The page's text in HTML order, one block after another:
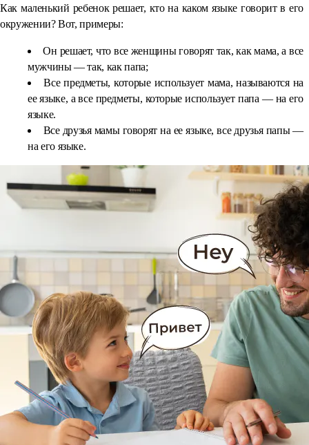
Как маленький ребенок решает, кто на каком языке говорит в его
окружении? Вот, примеры:
Он решает, что все женщины говорят так, как мама, а все
мужчины — так, как папа;
Все предметы, которые использует мама, называются на
ее языке, а все предметы, которые использует папа — на его
языке.
Все друзья мамы говорят на ее языке, все друзья папы —
на его языке.